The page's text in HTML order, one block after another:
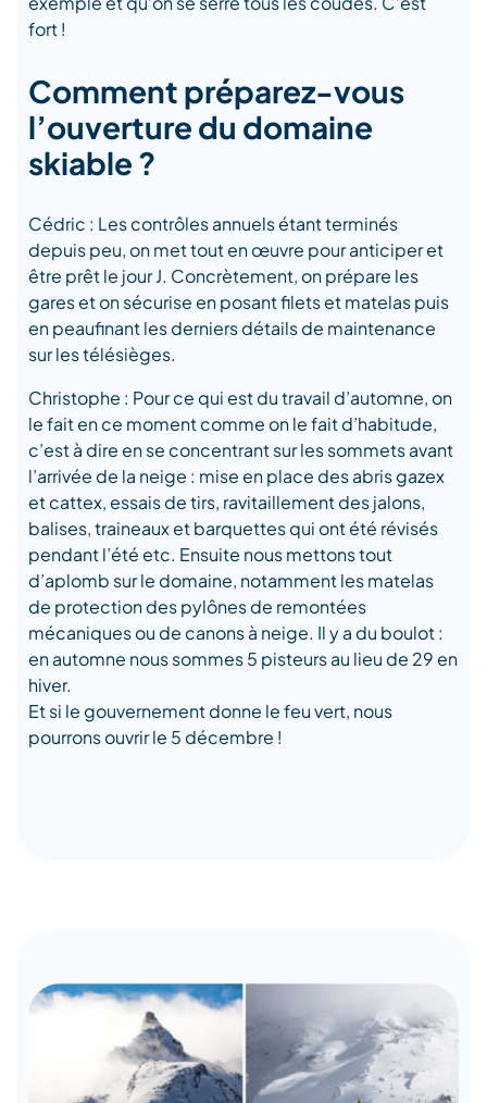
fort !
Comment préparez-vous
l’ouverture du domaine
skiable ?
Cédric : Les contrôles annuels étant terminés
depuis peu, on met tout en œuvre pour anticiper et
être prêt le jour J. Concrètement, on prépare les
gares et on sécurise en posant filets et matelas puis
en peaufinant les derniers détails de maintenance
sur les télésièges.
Christophe : Pour ce qui est du travail d’automne, on
le fait en ce moment comme on le fait d’habitude,
c’est à dire en se concentrant sur les sommets avant
l’arrivée de la neige : mise en place des abris gazex
et cattex, essais de tirs, ravitaillement des jalons,
balises, traineaux et barquettes qui ont été révisés
pendant l’été etc. Ensuite nous mettons tout
d’aplomb sur le domaine, notamment les matelas
de protection des pylônes de remontées
mécaniques ou de canons à neige. Il y a du boulot :
en automne nous sommes 5 pisteurs au lieu de 29 en
hiver.
Et si le gouvernement donne le feu vert, nous
pourrons ouvrir le 5 décembre !